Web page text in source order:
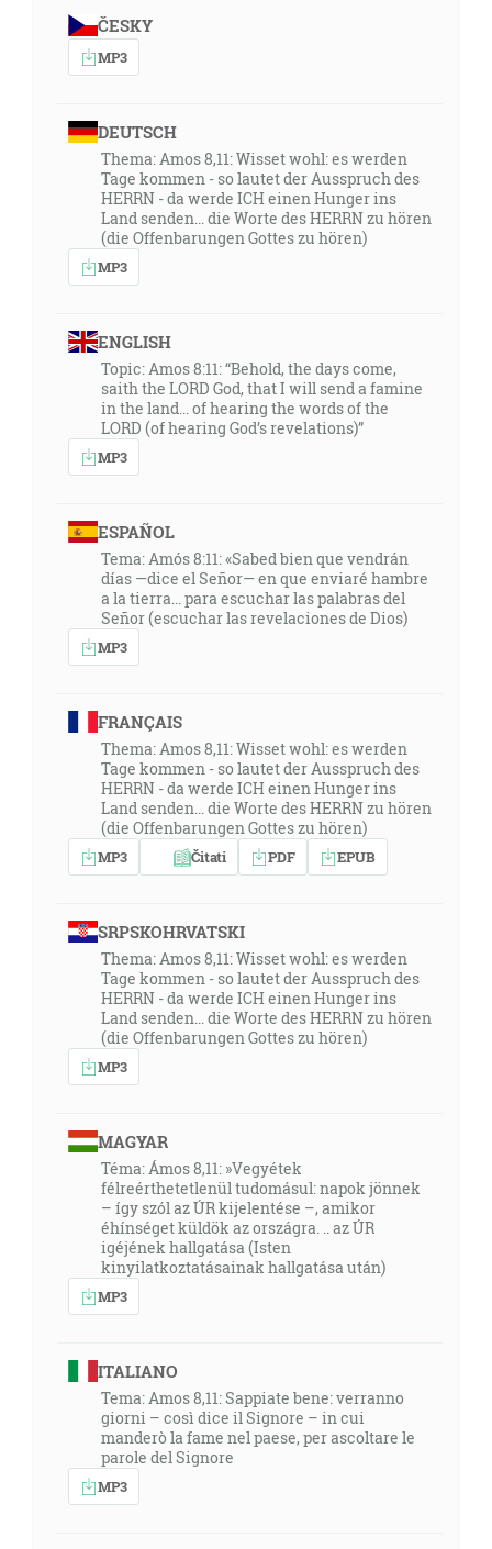
ČESKY
MP3
DEUTSCH
Thema: Amos 8,11: Wisset wohl: es werden
Tage kommen - so lautet der Ausspruch des
HERRN - da werde ICH einen Hunger ins
Land senden... die Worte des HERRN zu hören
(die Offenbarungen Gottes zu hören)
MP3
ENGLISH
Topic: Amos 8:11: “Behold, the days come,
saith the LORD God, that I will send a famine
in the land... of hearing the words of the
LORD (of hearing God’s revelations)”
MP3
ESPAÑOL
Tema: Amós 8:11: «Sabed bien que vendrán
días —dice el Señor— en que enviaré hambre
a la tierra... para escuchar las palabras del
Señor (escuchar las revelaciones de Dios)
MP3
FRANÇAIS
Thema: Amos 8,11: Wisset wohl: es werden
Tage kommen - so lautet der Ausspruch des
HERRN - da werde ICH einen Hunger ins
Land senden... die Worte des HERRN zu hören
(die Offenbarungen Gottes zu hören)
MP3 Čitati PDF EPUB
SRPSKOHRVATSKI
Thema: Amos 8,11: Wisset wohl: es werden
Tage kommen - so lautet der Ausspruch des
HERRN - da werde ICH einen Hunger ins
Land senden... die Worte des HERRN zu hören
(die Offenbarungen Gottes zu hören)
MP3
MAGYAR
Téma: Ámos 8,11: »Vegyétek
félreérthetetlenül tudomásul: napok jönnek
– így szól az ÚR kijelentése –, amikor
éhínséget küldök az országra. .. az ÚR
igéjének hallgatása (Isten
kinyilatkoztatásainak hallgatása után)
MP3
ITALIANO
Tema: Amos 8,11: Sappiate bene: verranno
giorni – così dice il Signore – in cui
manderò la fame nel paese, per ascoltare le
parole del Signore
MP3